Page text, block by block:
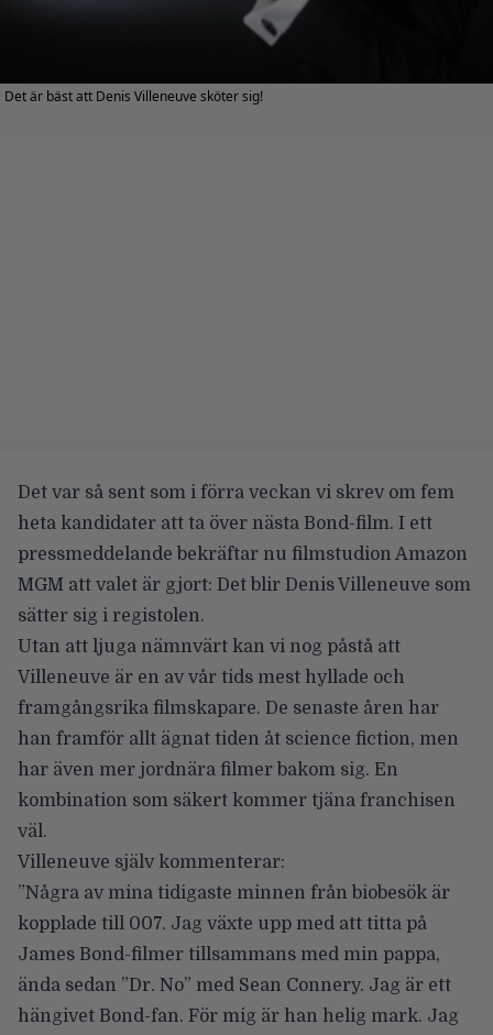
Det är bäst att Denis Villeneuve sköter sig!
Det var så sent som i förra veckan vi skrev om fem
heta kandidater att ta över nästa Bond-film. I ett
pressmeddelande bekräftar nu filmstudion Amazon
MGM att valet är gjort: Det blir Denis Villeneuve som
sätter sig i registolen.
Utan att ljuga nämnvärt kan vi nog påstå att
Villeneuve är en av vår tids mest hyllade och
framgångsrika filmskapare. De senaste åren har
han framför allt ägnat tiden åt science fiction, men
har även mer jordnära filmer bakom sig. En
kombination som säkert kommer tjäna franchisen
väl.
Villeneuve själv kommenterar:
”Några av mina tidigaste minnen från biobesök är
kopplade till 007. Jag växte upp med att titta på
James Bond-filmer tillsammans med min pappa,
ända sedan ”Dr. No” med Sean Connery. Jag är ett
hängivet Bond-fan. För mig är han helig mark. Jag